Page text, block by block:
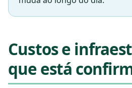
Custos e
que está